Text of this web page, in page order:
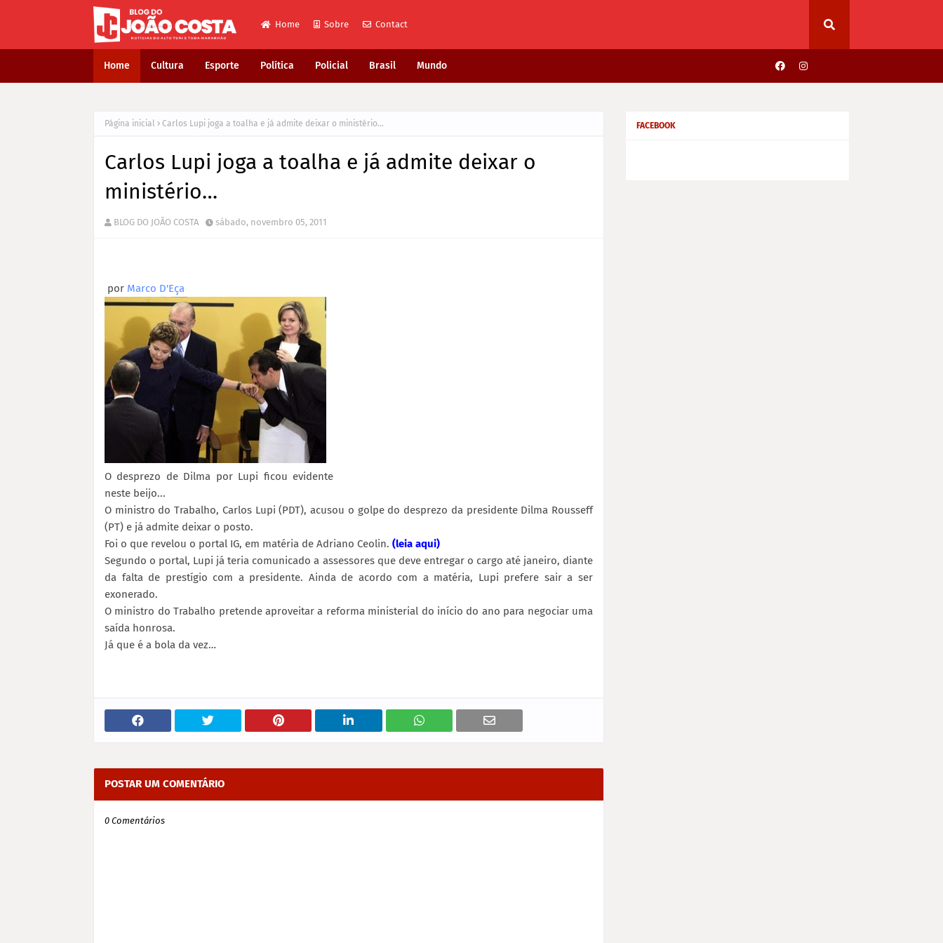
Home Sobre Contact
Home Cultura Esporte Política Policial Brasil Mundo
Página inicial Carlos Lupi joga a toalha e já admite deixar o ministério…
Carlos Lupi joga a toalha e já admite deixar o
ministério…
BLOG DO JOÃO COSTA sábado, novembro 05, 2011
por Marco D'Eça
O desprezo de Dilma por Lupi ficou evidente
neste beijo...
O ministro do Trabalho, Carlos Lupi (PDT), acusou o golpe do desprezo da presidente Dilma Rousseff
(PT) e já admite deixar o posto.
Foi o que revelou o portal IG, em matéria de Adriano Ceolin. (leia aqui)
Segundo o portal, Lupi já teria comunicado a assessores que deve entregar o cargo até janeiro, diante
da falta de prestígio com a presidente. Ainda de acordo com a matéria, Lupi prefere sair a ser
exonerado.
O ministro do Trabalho pretende aproveitar a reforma ministerial do início do ano para negociar uma
saída honrosa.
Já que é a bola da vez…
POSTAR UM COMENTÁRIO
0 Comentários
FACEBOOK